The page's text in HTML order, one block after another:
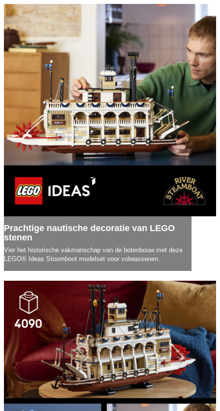
Prachtige nautische decoratie van LEGO
stenen
Vier het historische vakmanschap van de botenbouw met deze
LEGO® Ideas Stoomboot modelset voor volwassenen.